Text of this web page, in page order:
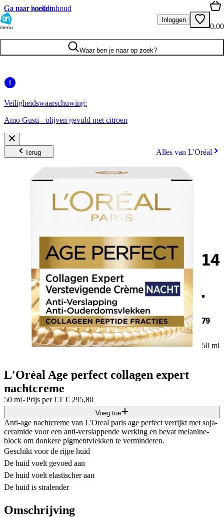
Ga naar hoofdinhoud
Ga naar zoeken
menu
Inloggen
0.00
Waar ben je naar op zoek?
Veiligheidswaarschuwing:
Amo Gusti - olijven gevuld met citroen
Terug Alles van L'Oréal
14
.
79
50 ml
L'Oréal Age perfect collagen expert
nachtcreme
50 ml·Prijs per LT € 295,80
Voeg toe
Anti-age nachtcreme van L'Oreal paris age perfect verrijkt met soja-
ceramide voor een anti-verslappende werking en bevat melanine-
block om donkere pigmentvlekken te verminderen.
Geschikt voor de rijpe huid
De huid voelt gevoed aan
De huid voelt elastischer aan
De huid is stralender
Omschrijving